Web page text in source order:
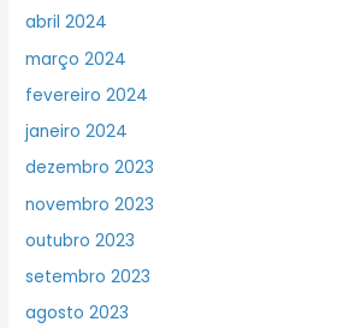
abril 2024
março 2024
fevereiro 2024
janeiro 2024
dezembro 2023
novembro 2023
outubro 2023
setembro 2023
agosto 2023